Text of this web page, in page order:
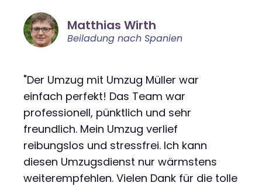
Matthias Wirth
Beiladung nach Spanien
"Der Umzug mit Umzug Müller war
einfach perfekt! Das Team war
professionell, pünktlich und sehr
freundlich. Mein Umzug verlief
reibungslos und stressfrei. Ich kann
diesen Umzugsdienst nur wärmstens
weiterempfehlen. Vielen Dank für die tolle